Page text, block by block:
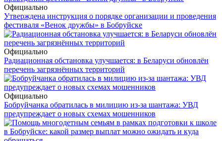
Официально
Утверждена инструкция о порядке организации и проведения
фестиваля «Венок дружбы» в Бобруйске
Официально
Радиационная обстановка улучшается: в Беларуси обновлён
перечень загрязнённых территорий
Официально
Бобруйчанка обратилась в милицию из-за шантажа: УВД
предупреждает о новых схемах мошенников